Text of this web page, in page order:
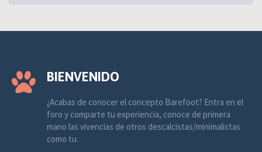
BIENVENIDO
¿Acabas de conocer el concepto Barefoot? Entra en el
foro y comparte tu experiencia, conoce de primera
mano las vivencias de otros descalcistas/minimalistas
como tu.